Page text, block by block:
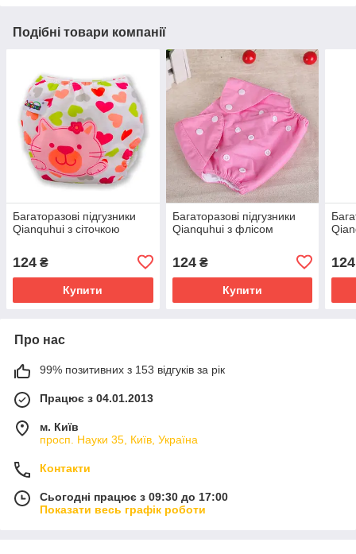
Подібні товари компанії
Багаторазові підгузники
Qianquhui з сіточкою
124 ₴
Купити
Багаторазові підгузники
Qianquhui з флісом
124₴
Купити
124
Про нас
99% позитивних з 153 відгуків за рік
Працює з 04.01.2013
м. Київ
просп. Науки 35, Київ, Україна
Контакти
Сьогодні працює з 09:30 до 17:00
Показати весь графік роботи